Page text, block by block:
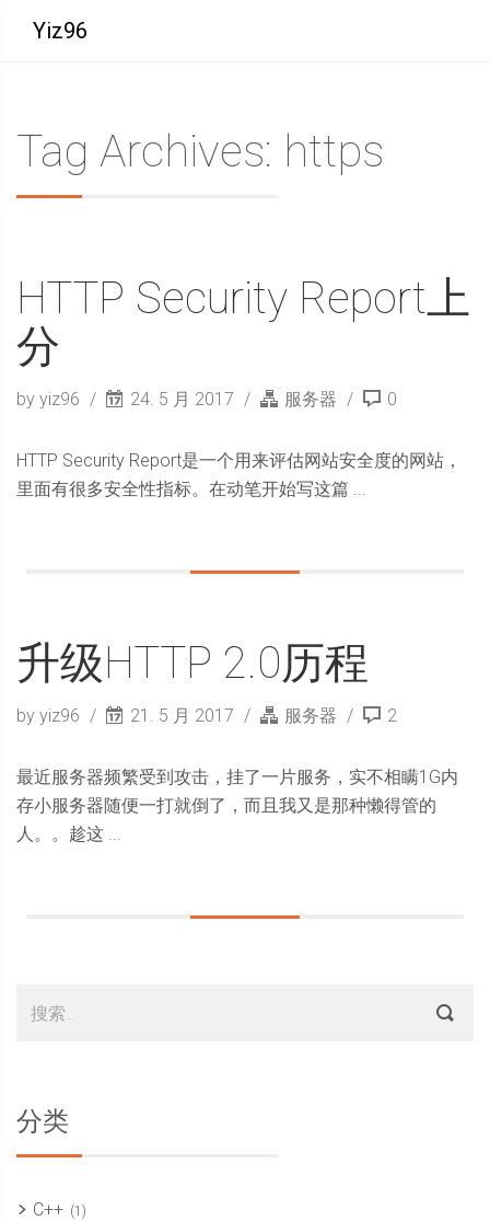
Yiz96
Tag Archives: https
HTTP Security Report上
分
by yiz96 24. 5 月 2017 服务器 0
HTTP Security Report是一个用来评估网站安全度的网站，
里面有很多安全性指标。在动笔开始写这篇 ...
升级HTTP 2.0历程
by yiz96 21. 5 月 2017 服务器 2
最近服务器频繁受到攻击，挂了一片服务，实不相瞒1G内
存小服务器随便一打就倒了，而且我又是那种懒得管的
人。。趁这 ...
Sidebar
索：
分类
C++ (1)